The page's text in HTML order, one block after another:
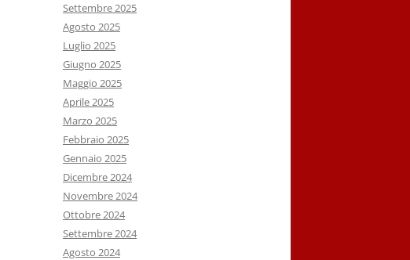
Settembre 2025
Agosto 2025
Luglio 2025
Giugno 2025
Maggio 2025
Aprile 2025
Marzo 2025
Febbraio 2025
Gennaio 2025
Dicembre 2024
Novembre 2024
Ottobre 2024
Settembre 2024
Agosto 2024